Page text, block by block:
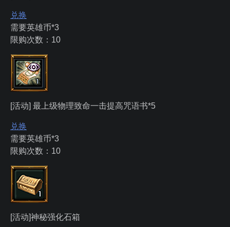
兑换
需要英雄币*3
限购次数：10
[活动] 最上级物理致命一击提高咒语书*5
兑换
需要英雄币*3
限购次数：10
[活动]神秘强化石箱